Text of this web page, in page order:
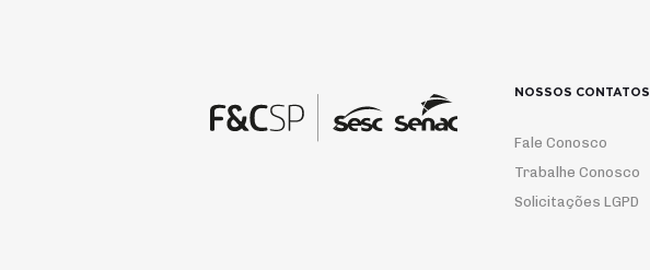
NOSSOS CONTATOS
Fale Conosco
Trabalhe Conosco
Solicitações LGPD